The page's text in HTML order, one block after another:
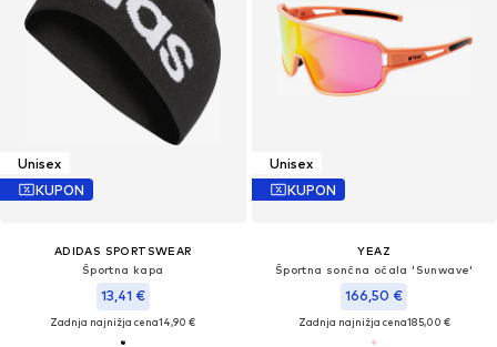
Unisex
KUPON
ADIDAS SPORTSWEAR
Športna kapa
13,41 €
Zadnja najnižja cena14,90 €
Unisex
KUPON
YEAZ
Športna sončna očala 'Sunwave'
166,50 €
Zadnja najnižja cena185,00 €